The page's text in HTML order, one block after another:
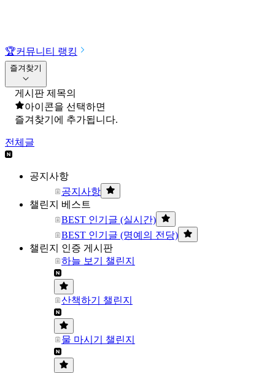
🏆커뮤니티 랭킹
즐겨찾기
게시판 제목의
아이콘을 선택하면
즐겨찾기에 추가됩니다.
전체글
공지사항
공지사항
챌린지 베스트
BEST 인기글 (실시간)
BEST 인기글 (명예의 전당)
챌린지 인증 게시판
하늘 보기 챌린지
산책하기 챌린지
물 마시기 챌린지